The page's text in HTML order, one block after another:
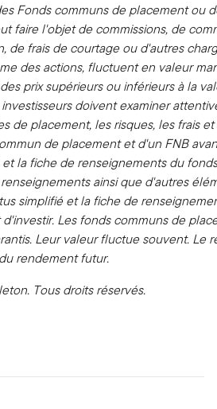
Fonds communs de placement ou
faire l'objet de commissions, de
de frais de courtage ou d'autres
des actions, fluctuent en valeur
prix supérieurs ou inférieurs à la
doivent examiner
de placement, les risques, les frais
de placement et d'un FNB
la fiche de renseignements du
ainsi que d'autres
simplifié et la fiche de
Les fonds communs de
Leur valeur fluctue souvent. Le
rendement futur.
Tous droits réservés.